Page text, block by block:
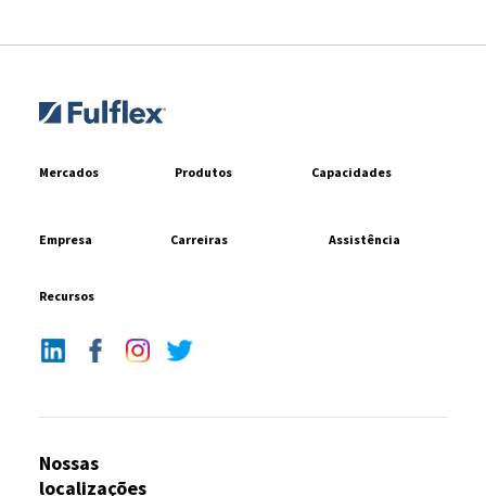
Mercados Produtos Capacidades
Empresa Carreiras Assistência
Recursos
Nossas
localizações